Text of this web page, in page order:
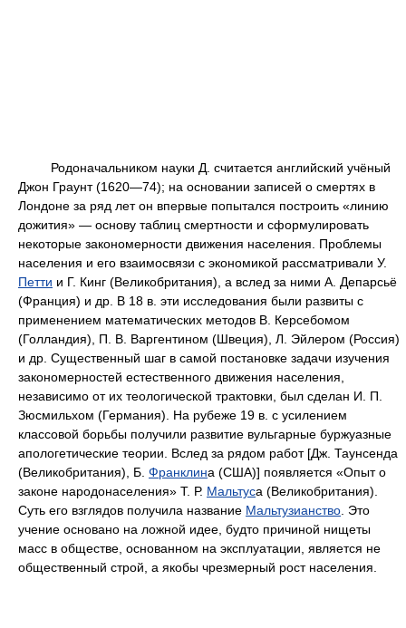
Родоначальником науки Д. считается английский учёный
Джон Граунт (1620—74); на основании записей о смертях в
Лондоне за ряд лет он впервые попытался построить «линию
дожития» — основу таблиц смертности и сформулировать
некоторые закономерности движения населения. Проблемы
населения и его взаимосвязи с экономикой рассматривали У.
Петти и Г. Кинг (Великобритания), а вслед за ними А. Депарсьё
(Франция) и др. В 18 в. эти исследования были развиты с
применением математических методов В. Керсебомом
(Голландия), П. В. Варгентином (Швеция), Л. Эйлером (Россия)
и др. Существенный шаг в самой постановке задачи изучения
закономерностей естественного движения населения,
независимо от их теологической трактовки, был сделан И. П.
Зюсмильхом (Германия). На рубеже 19 в. с усилением
классовой борьбы получили развитие вульгарные буржуазные
апологетические теории. Вслед за рядом работ [Дж. Таунсенда
(Великобритания), Б. Франклина (США)] появляется «Опыт о
законе народонаселения» Т. Р. Мальтуса (Великобритания).
Суть его взглядов получила название Мальтузианство . Это
учение основано на ложной идее, будто причиной нищеты
масс в обществе, основанном на эксплуатации, является не
общественный строй, а якобы чрезмерный рост населения.